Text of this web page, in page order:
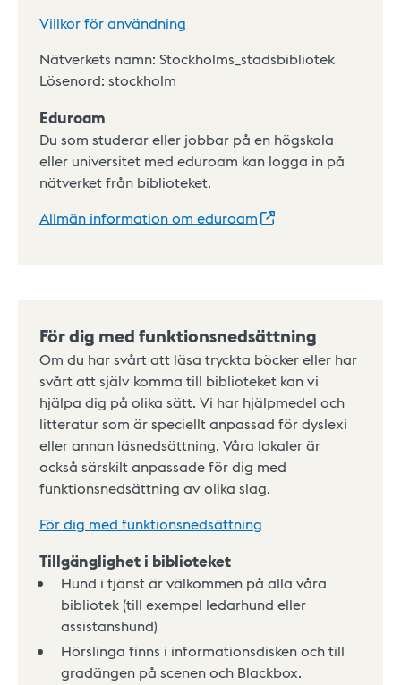
Villkor för användning
Nätverkets namn: Stockholms_stadsbibliotek
Lösenord: stockholm
Eduroam
Du som studerar eller jobbar på en högskola
eller universitet med eduroam kan logga in på
nätverket från biblioteket.
Allmän information om eduroam
För dig med funktionsnedsättning
Om du har svårt att läsa tryckta böcker eller har
svårt att själv komma till biblioteket kan vi
hjälpa dig på olika sätt. Vi har hjälpmedel och
litteratur som är speciellt anpassad för dyslexi
eller annan läsnedsättning. Våra lokaler är
också särskilt anpassade för dig med
funktionsnedsättning av olika slag.
För dig med funktionsnedsättning
Tillgänglighet i biblioteket
Hund i tjänst är välkommen på alla våra
bibliotek (till exempel ledarhund eller
assistanshund)
Hörslinga finns i informationsdisken och till
gradängen på scenen och Blackbox.